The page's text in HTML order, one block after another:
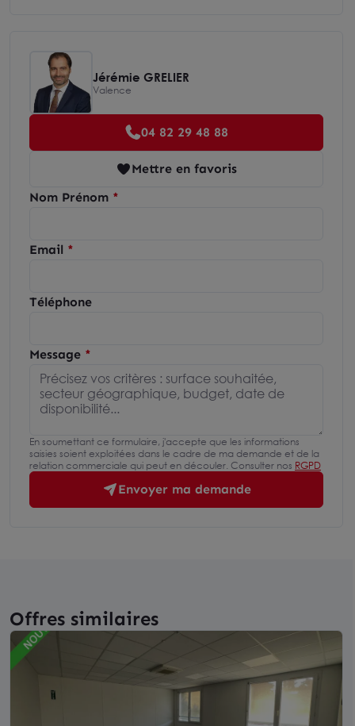
Jérémie GRELIER
Valence
04 82 29 48 88
Mettre en favoris
Nom Prénom
Email
Téléphone
Message
En soumettant ce formulaire, j'accepte que les informations
saisies soient exploitées dans le cadre de ma demande et de la
relation commerciale qui peut en découler. Consulter nos RGPD
Envoyer ma demande
Offres similaires